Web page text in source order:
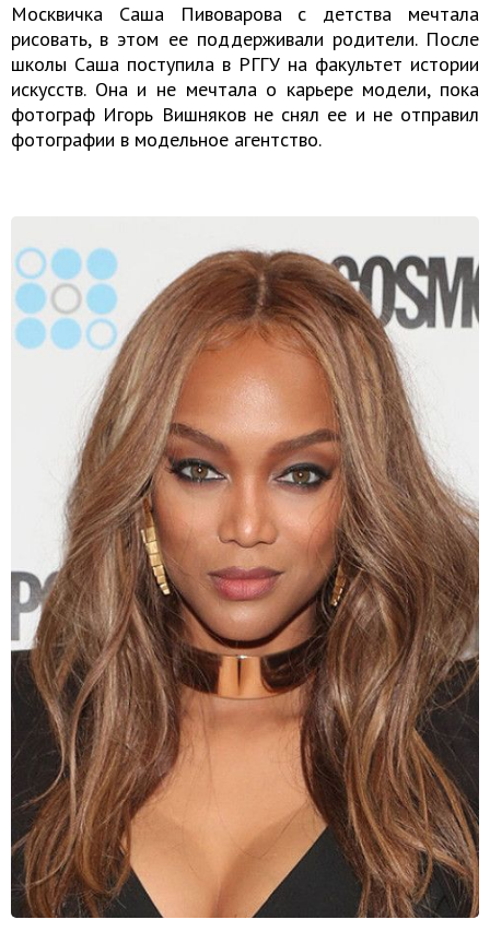
Москвичка Саша Пивоварова с детства мечтала
рисовать, в этом ее поддерживали родители. После
школы Саша поступила в РГГУ на факультет истории
искусств. Она и не мечтала о карьере модели, пока
фотограф Игорь Вишняков не снял ее и не отправил
фотографии в модельное агентство.